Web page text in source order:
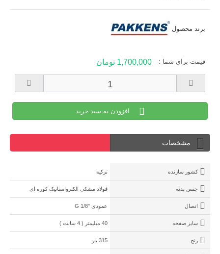
برند محصول
قیمت برای شما : 1,700,000 تومان
افزودن به سبد خرید
مشخصات
کشور سازنده ترکیه
جنس بدنه فولاد مشکی الکترواستاتیک کوره ای
اتصال عمودی "1/8 G
سایز صفحه 40 میلیمتر ( 4 سانت )
رنج 315 بار